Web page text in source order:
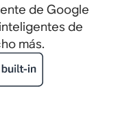
de Google
de
más.